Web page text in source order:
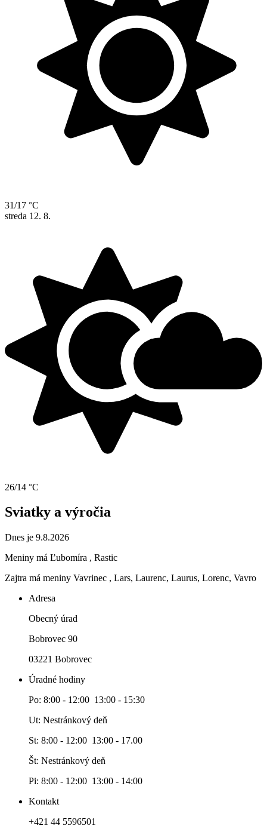
31/17 °C
streda 12. 8.
26/14 °C
Sviatky a výročia
Dnes je 9.8.2026
Meniny má Ľubomíra , Rastic
Zajtra má meniny Vavrinec , Lars, Laurenc, Laurus, Lorenc, Vavro
Adresa
Obecný úrad
Bobrovec 90
03221 Bobrovec
Úradné hodiny
Po: 8:00 - 12:00 13:00 - 15:30
Ut: Nestránkový deň
St: 8:00 - 12:00 13:00 - 17.00
Št: Nestránkový deň
Pi: 8:00 - 12:00 13:00 - 14:00
Kontakt
+421 44 5596501